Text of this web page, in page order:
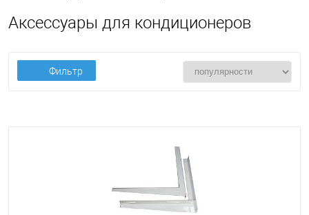
Аксессуары для кондиционеров
Фильтр